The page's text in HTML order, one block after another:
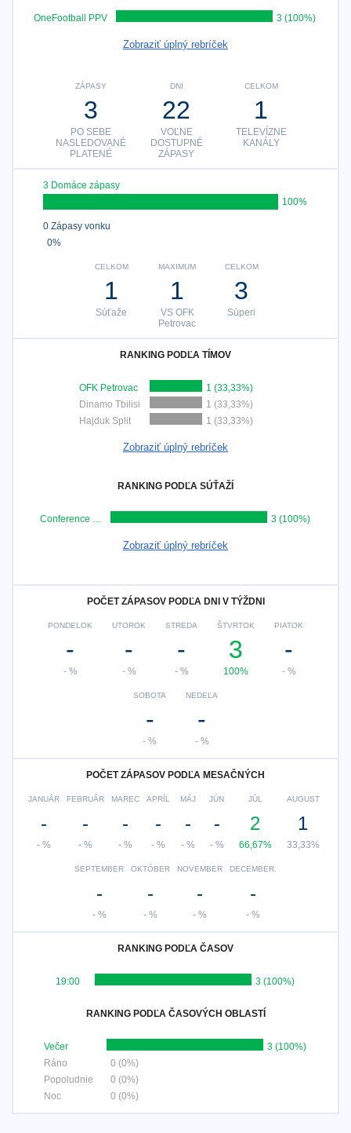
OneFootball PPV 3 (100%)
Zobraziť úplný rebríček
CELKOM
1
TELEVÍZNE
KANÁLY
DNI
22
VOĽNE
DOSTUPNÉ
ZÁPASY
ZÁPASY
3
PO SEBE
NASLEDOVANÉ
PLATENÉ
3 Domáce zápasy
100%
0 Zápasy vonku
0%
CELKOM
3
Súperi
MAXIMUM
1
VS OFK
Petrovac
CELKOM
1
Súťaže
RANKING PODĽA TÍMOV
OFK Petrovac
1 (33,33%)
Dinamo Tbilisi
1 (33,33%)
Hajduk Split
1 (33,33%)
Zobraziť úplný rebríček
RANKING PODĽA SÚŤAŽÍ
Conference League 3 (100%)
Zobraziť úplný rebríček
POČET ZÁPASOV PODĽA DNI V TÝŽDNI
PONDELOK
-
- %
UTOROK
-
- %
STREDA
-
- %
ŠTVRTOK
3
100%
PIATOK
-
- %
SOBOTA
-
- %
NEDEĽA
-
- %
POČET ZÁPASOV PODĽA MESAČNÝCH
JANUÁR
-
- %
FEBRUÁR
-
- %
MAREC
-
- %
APRÍL
-
- %
MÁJ
-
- %
JÚN
-
- %
JÚL
2
66,67%
AUGUST
1
33,33%
SEPTEMBER
-
- %
OKTÓBER
-
- %
NOVEMBER
-
- %
DECEMBER.
-
- %
RANKING PODĽA ČASOV
19:00 3 (100%)
RANKING PODĽA ČASOVÝCH OBLASTÍ
Večer
3 (100%)
Ráno
0 (0%)
Popoludnie
0 (0%)
Noc
0 (0%)